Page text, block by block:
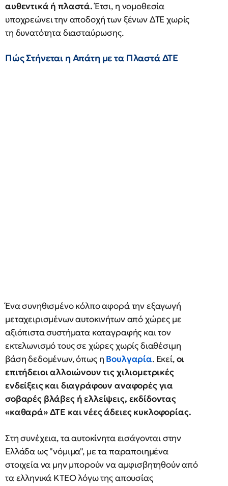
αυθεντικά ή πλαστά.Έτσι, η νομοθεσία
υποχρεώνει την αποδοχή των ξένων ΔΤΕ χωρίς
τη δυνατότητα διασταύρωσης.
Πώς Στήνεται η Απάτη με τα Πλαστά ΔΤΕ
Ένα συνηθισμένο κόλπο αφορά την εξαγωγή
μεταχειρισμένων αυτοκινήτων από χώρες με
αξιόπιστα συστήματα καταγραφής και τον
εκτελωνισμό τους σε χώρες χωρίς διαθέσιμη
βάση δεδομένων, όπως η Βουλγαρία. Εκεί,οι
επιτήδειοι αλλοιώνουν τις χιλιομετρικές
ενδείξεις και διαγράφουν αναφορές για
σοβαρές βλάβες ή ελλείψεις, εκδίδοντας
«καθαρά» ΔΤΕ και νέες άδειες κυκλοφορίας.
Στη συνέχεια, τα αυτοκίνητα εισάγονται στην
Ελλάδα ως "νόμιμα", με τα παραποιημένα
στοιχεία να μην μπορούν να αμφισβητηθούν από
τα ελληνικά ΚΤΕΟ λόγω της απουσίας